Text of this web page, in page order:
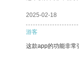
2025-02-18
游客
这款app的功能非常